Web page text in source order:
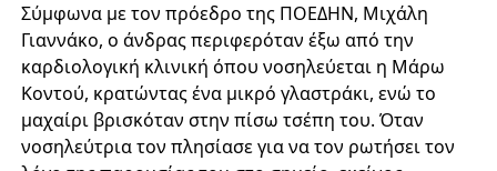
Σύμφωνα με τον πρόεδρο της ΠΟΕΔΗΝ, Μιχάλη
Γιαννάκο, ο άνδρας περιφερόταν έξω από την
καρδιολογική κλινική όπου νοσηλεύεται η Μάρω
Κοντού, κρατώντας ένα μικρό γλαστράκι, ενώ το
μαχαίρι βρισκόταν στην πίσω τσέπη του. Όταν
νοσηλεύτρια τον πλησίασε για να τον ρωτήσει τον